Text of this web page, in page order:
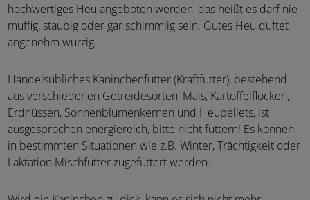
hochwertiges Heu angeboten werden, das heißt es darf nie
muffig, staubig oder gar schimmlig sein. Gutes Heu duftet
angenehm würzig.
Handelsübliches Kaninchenfutter (Kraftfutter), bestehend
aus verschiedenen Getreidesorten, Mais, Kartoffelflocken,
Erdnüssen, Sonnenblumenkernen und Heupellets, ist
ausgesprochen energiereich, bitte nicht füttern! Es können
in bestimmten Situationen wie z.B. Winter, Trächtigkeit oder
Laktation Mischfutter zugefüttert werden.